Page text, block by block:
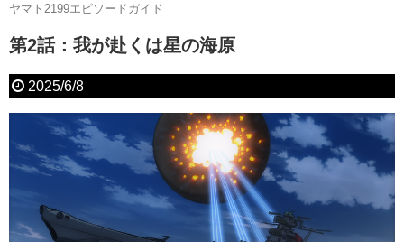
ヤマト2199エピソードガイド
第2話：我が赴くは星の海原
2025/6/8